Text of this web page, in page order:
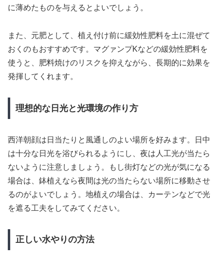
に薄めたものを与えるとよいでしょう。
また、元肥として、植え付け前に緩効性肥料を土に混ぜて
おくのもおすすめです。マグァンプKなどの緩効性肥料を
使うと、肥料焼けのリスクを抑えながら、長期的に効果を
発揮してくれます。
理想的な日光と光環境の作り方
西洋朝顔は日当たりと風通しのよい場所を好みます。日中
は十分な日光を浴びられるようにし、夜は人工光が当たら
ないように注意しましょう。もし街灯などの光が気になる
場合は、鉢植えなら夜間は光の当たらない場所に移動させ
るのがよいでしょう。地植えの場合は、カーテンなどで光
を遮る工夫をしてみてください。
正しい水やりの方法